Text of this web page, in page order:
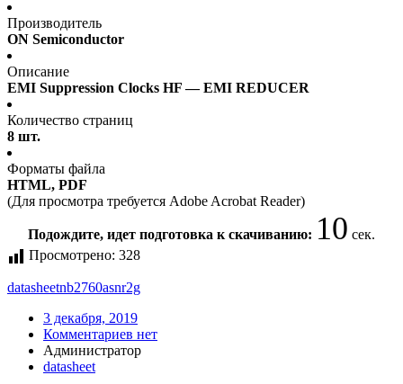
Производитель
ON Semiconductor
Описание
EMI Suppression Clocks HF — EMI REDUCER
Количество страниц
8 шт.
Форматы файла
HTML, PDF
(Для просмотра требуется Adobe Acrobat Reader)
Подождите, идет подготовка к скачиванию: 10 сек.
Просмотрено: 328
datasheetnb2760asnr2g
3 декабря, 2019
Комментариев нет
Администратор
datasheet